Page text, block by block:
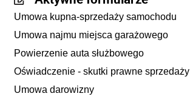
Umowa kupna-sprzedaży samochodu
Umowa najmu miejsca garażowego
Powierzenie auta służbowego
Oświadczenie - skutki prawne sprzedaży
Umowa darowizny